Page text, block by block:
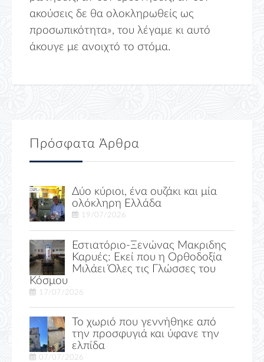
ακούσεις δε θα ολοκληρωθείς ως
προσωπικότητα», του λέγαμε κι αυτό
άκουγε με ανοιχτό το στόμα.
Πρόσφατα Άρθρα
Δύο κύριοι, ένα ουζάκι και μία
ολόκληρη Ελλάδα
19/07/2026
Εστιατόριο-Ξενώνας Μακριδης
Καρυές: Εκεί που η Ορθοδοξία
Μιλάει Όλες τις Γλώσσες του
Κόσμου
17/07/2026
Το χωριό που γεννήθηκε από
την προσφυγιά και ύφανε την
ελπίδα
07/07/2026